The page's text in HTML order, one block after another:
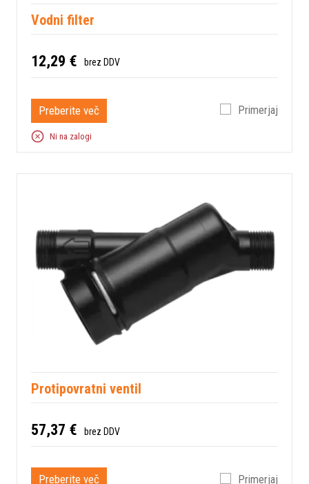
Vodni filter
12,29 € brez DDV
Preberite več Primerjaj
Ni na zalogi
Protipovratni ventil
57,37 € brez DDV
Preberite več Primerjaj